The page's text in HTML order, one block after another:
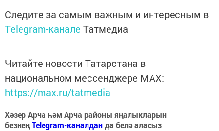
Следите за самым важным и интересным в
Telegram-канале Татмедиа
Читайте новости Татарстана в
национальном мессенджере MАХ:
https://max.ru/tatmedia
Хәзер Арча һәм Арча районы яңалыкларын
безнеңTelegram-каналданда белә аласыз